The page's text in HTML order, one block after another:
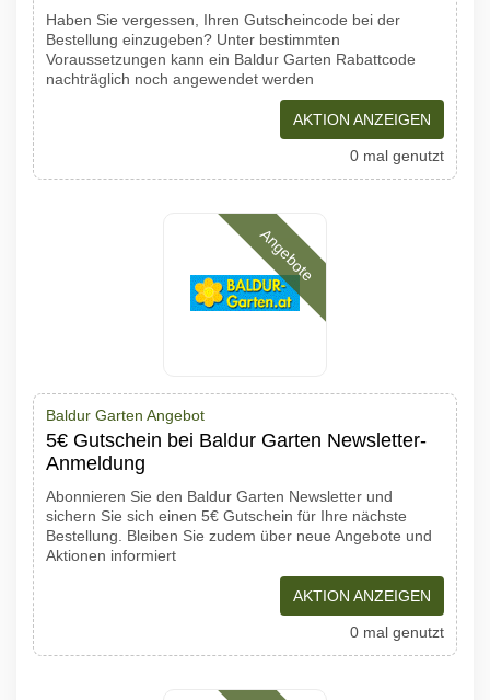
Haben Sie vergessen, Ihren Gutscheincode bei der
Bestellung einzugeben? Unter bestimmten
Voraussetzungen kann ein Baldur Garten Rabattcode
nachträglich noch angewendet werden
AKTION ANZEIGEN
0 mal genutzt
Angebote
Baldur Garten Angebot
5€ Gutschein bei Baldur Garten Newsletter-
Anmeldung
Abonnieren Sie den Baldur Garten Newsletter und
sichern Sie sich einen 5€ Gutschein für Ihre nächste
Bestellung. Bleiben Sie zudem über neue Angebote und
Aktionen informiert
AKTION ANZEIGEN
0 mal genutzt